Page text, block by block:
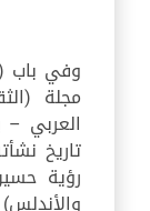
وفي باب
مجلة
العربي
تاريخ
رؤية